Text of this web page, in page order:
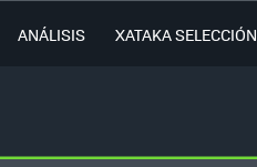
ANÁLISIS XATAKA SELECCIÓN